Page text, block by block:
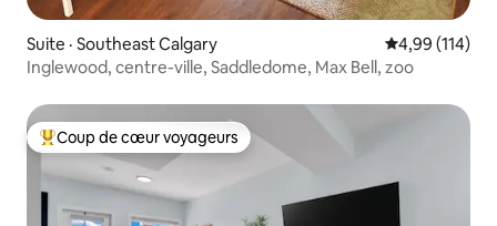
Suite · Southeast Calgary Note
4,99 (114)
Inglewood, centre-ville, Saddledome, Max Bell, zoo
Coup de cœur voyageurs parmi les plus aimés
Coup de cœur voyageurs